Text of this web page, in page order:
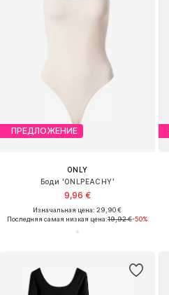
ПРЕДЛОЖЕНИЕ
ONLY
Боди 'ONLPEACHY'
9,96 €
Изначальная цена: 29,90 €
Последняя самая низкая цена:19,92 €-50%